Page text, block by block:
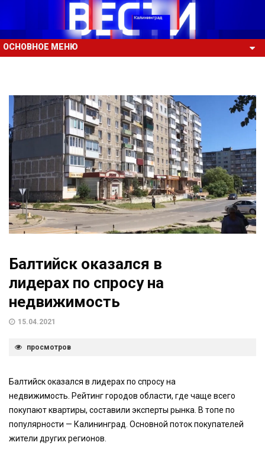
ОСНОВНОЕ МЕНЮ
Балтийск оказался в
лидерах по спросу на
недвижимость
15.04.2021
просмотров
Балтийск оказался в лидерах по спросу на
недвижимость. Рейтинг городов области, где чаще всего
покупают квартиры, составили эксперты рынка. В топе по
популярности — Калининград. Основной поток покупателей
жители других регионов.